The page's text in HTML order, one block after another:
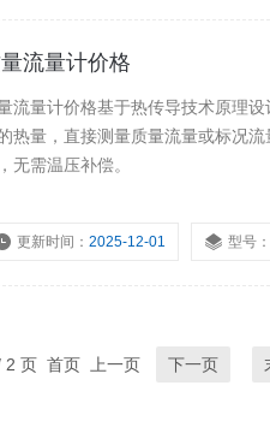
流量计价格
流量计价格基于热传导技术原理
热量，直接测量质量流量或标况
无需温压补偿。
更新时间：2025-12-01 型号：
2 页 首页 上一页 下一页